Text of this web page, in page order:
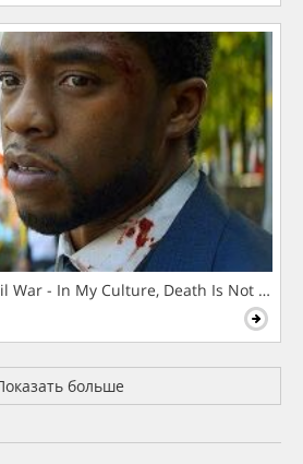
War - In My Culture, Death Is Not The
больше